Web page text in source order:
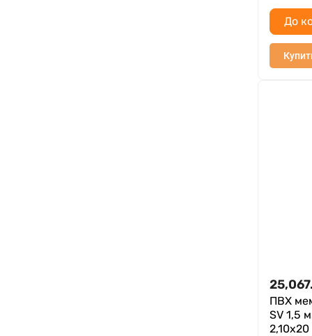
До
ПВХ
SV 1,5
2,10х20